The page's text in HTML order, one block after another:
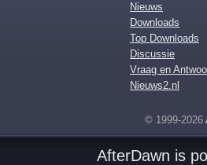
Nieuws
Downloads
Top Downloads
Discussie
Vraag en
Nieuws2.nl
© 1999-2026
AfterDawn is